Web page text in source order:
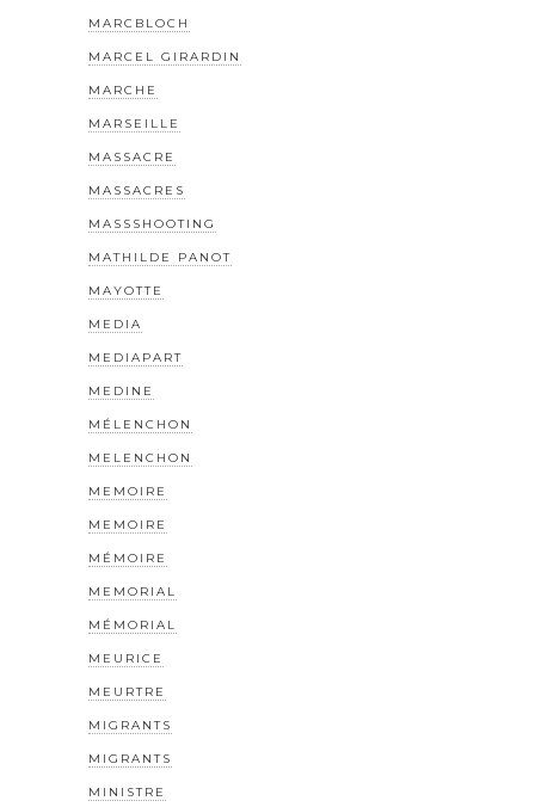
MARCBLOCH
MARCEL GIRARDIN
MARCHE
MARSEILLE
MASSACRE
MASSACRES
MASSSHOOTING
MATHILDE PANOT
MAYOTTE
MEDIA
MEDIAPART
MEDINE
MÉLENCHON
MELENCHON
MEMOIRE
MEMOIRE
MÉMOIRE
MEMORIAL
MÉMORIAL
MEURICE
MEURTRE
MIGRANTS
MIGRANTS
MINISTRE